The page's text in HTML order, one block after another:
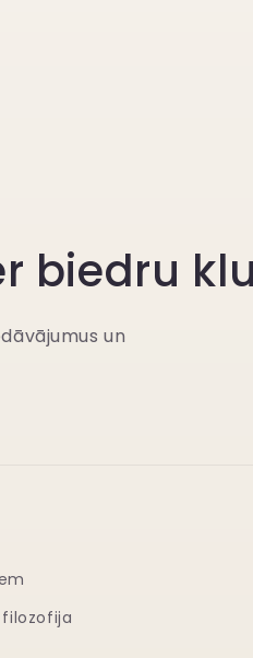
biedru
un